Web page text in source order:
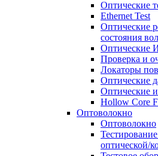
Оптические
Ethernet Test
Оптические
состояния
Оптические
Проверка и
Локаторы
Оптические
Оптические
Hollow Core
Оптоволокно
Оптоволокно
оптической/